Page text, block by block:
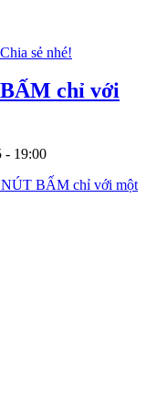
sẻ nhé!
chỉ với
- 19:00
BẤM chỉ với một